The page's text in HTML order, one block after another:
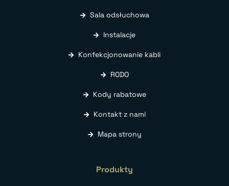
Sala odsłuchowa
Instalacje
Konfekcjonowanie kabli
RODO
Kody rabatowe
Kontakt z nami
Mapa strony
Produkty